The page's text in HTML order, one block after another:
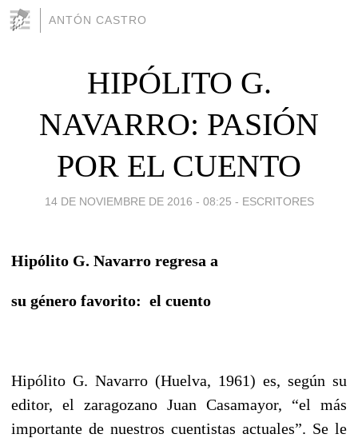
ANTÓN CASTRO
HIPÓLITO G.
NAVARRO: PASIÓN
POR EL CUENTO
14 DE NOVIEMBRE DE 2016 - 08:25 - ESCRITORES
Hipólito G. Navarro regresa a
su género favorito: el cuento
Hipólito G. Navarro (Huelva, 1961) es, según su
editor, el zaragozano Juan Casamayor, “el más
importante de nuestros cuentistas actuales”. Se le